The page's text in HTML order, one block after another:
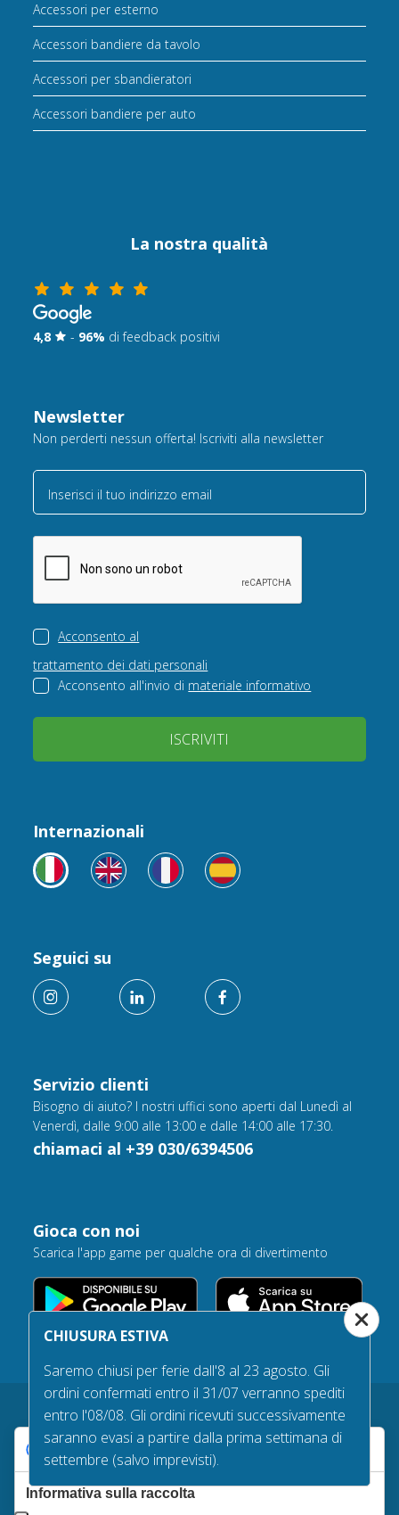
Accessori per esterno
Accessori bandiere da tavolo
Accessori per sbandieratori
Accessori bandiere per auto
La nostra qualità
4,8 - 96% di feedback positivi
Newsletter
Non perderti nessun offerta! Iscriviti alla newsletter
Inserisci il tuo indirizzo email
Acconsento al
trattamento dei dati personali
Acconsento all'invio di materiale informativo
ISCRIVITI
Servizio clienti
Bisogno di aiuto? I nostri uffici sono aperti dal Lunedì al
Venerdì, dalle 9:00 alle 13:00 e dalle 14:00 alle 17:30.
chiamaci al +39 030/6394506
Internazionali
Seguici su
Gioca con noi
Scarica l'app game per qualche ora di divertimento
Garanzie d’acquisto
Tempi e costi di spedizione
CHIUSURA ESTIVA
Saremo chiusi per ferie dall'8 al 23 agosto. Gli
ordini confermati entro il 31/07 verranno spediti
entro l'08/08. Gli ordini ricevuti successivamente
saranno evasi a partire dalla prima settimana di
settembre (salvo imprevisti).
Le tue preferenze relative alla privacy
Informativa sulla raccolta